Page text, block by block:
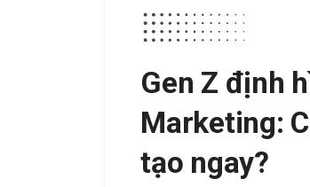
Gen Z định
Marketing:
tạo ngay?